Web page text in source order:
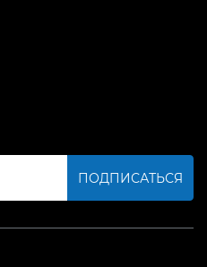
ПОДПИСАТЬСЯ